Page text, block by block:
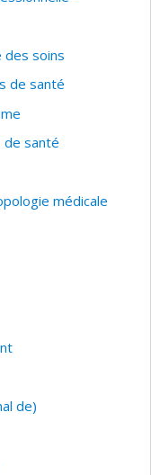
des soins
de santé
de santé
médicale
de)